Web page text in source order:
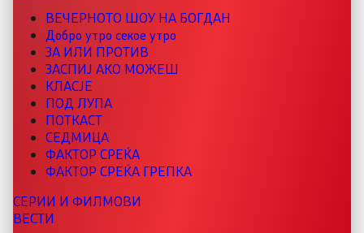
ВЕЧЕРНОТО ШОУ НА БОГДАН
Добро утро секое утро
ЗА ИЛИ ПРОТИВ
ЗАСПИЈ АКО МОЖЕШ
КЛАСЈЕ
ПОД ЛУПА
ПОТКАСТ
СЕДМИЦА
ФАКТОР СРЕЌА
ФАКТОР СРЕЌА ГРЕПКА
СЕРИИ И ФИЛМОВИ
ВЕСТИ